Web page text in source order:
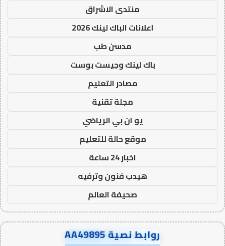
منتدى الاشراق
اعلانات الباك لينك 2026
مدسن طب
باك لينك وجيست بوست
مصادر التعليم
مجلة تقنية
يو ان بي الرياضي
موقع حالة للتعليم
اخبار 24 ساعة
هيدب فنون وترفيه
صحيفة العالم
روابط نصية AA49895